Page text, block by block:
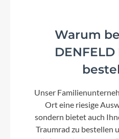
6-Loch Aufnahme
Warum
Unser
Ort eine riesige
sondern bietet auch
Traumrad zu bestellen